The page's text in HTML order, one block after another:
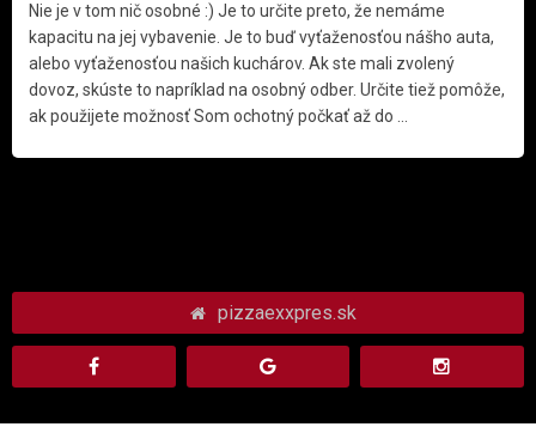
Nie je v tom nič osobné :) Je to určite preto, že nemáme
kapacitu na jej vybavenie. Je to buď vyťaženosťou nášho auta,
alebo vyťaženosťou našich kuchárov. Ak ste mali zvolený
dovoz, skúste to napríklad na osobný odber. Určite tiež pomôže,
ak použijete možnosť Som ochotný počkať až do ...
pizzaexxpres.sk